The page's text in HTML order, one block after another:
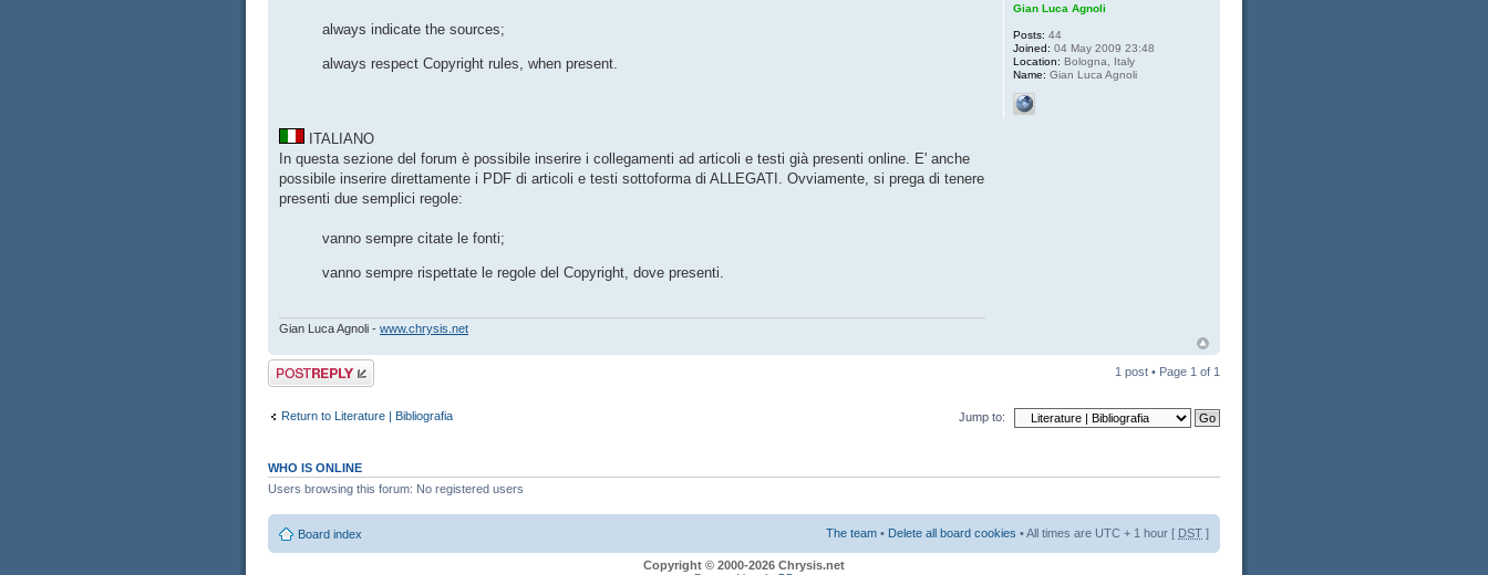
always indicate the sources;
always respect Copyright rules, when present.
ITALIANO
In questa sezione del forum è possibile inserire i collegamenti ad articoli e testi già presenti online. E' anche
possibile inserire direttamente i PDF di articoli e testi sottoforma di ALLEGATI. Ovviamente, si prega di tenere
presenti due semplici regole:
vanno sempre citate le fonti;
vanno sempre rispettate le regole del Copyright, dove presenti.
Gian Luca Agnoli - www.chrysis.net
Gian Luca Agnoli
Posts: 44
Joined: 04 May 2009 23:48
Location: Bologna, Italy
Name: Gian Luca Agnoli
Post a reply 1 post • Page 1 of 1
Return to Literature | Bibliografia Jump to:
WHO IS ONLINE
Users browsing this forum: No registered users
Board index The team • Delete all board cookies • All times are UTC + 1 hour [ DST ]
Copyright © 2000-2026 Chrysis.net